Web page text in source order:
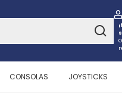
CONSOLAS JOYSTICKS